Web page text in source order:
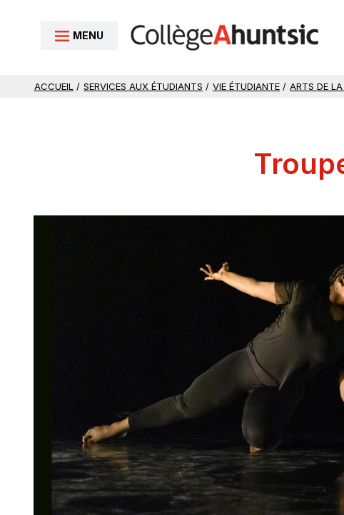
MENU
ACCUEIL / SERVICES AUX ÉTUDIANTS / VIE ÉTUDIANTE / ARTS DE